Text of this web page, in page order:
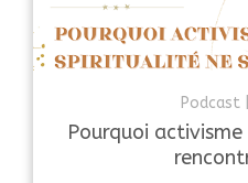
Podcast
Pourquoi